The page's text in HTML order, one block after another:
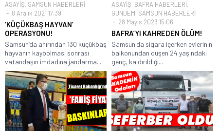
ASAYİŞ, SAMSUN HABERLERİ
8 Aralık 2021 17:39
‘KÜÇÜKBAŞ HAYVAN’
OPERASYONU!
Samsun’da ahırından 130 küçükbaş
hayvanın kaybolması sonrası
vatandaşın imdadına jandarma...
ASAYİŞ, BAFRA HABERLERİ,
GÜNDEM, SAMSUN HABERLERİ
28 Mayıs 2023 15:06
BAFRA’YI KAHREDEN ÖLÜM!
Samsun'da sigara içerken evlerinin
balkonundan düşen 24 yaşındaki
genç, kaldırıldığı...